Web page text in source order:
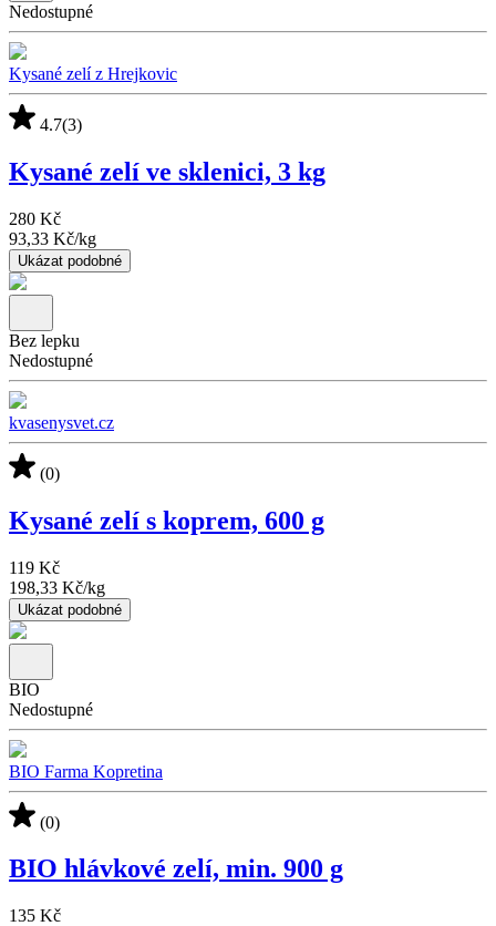
Nedostupné
Kysané zelí z Hrejkovic
4.7(3)
Kysané zelí ve sklenici, 3 kg
280 Kč
93,33 Kč/kg
Ukázat podobné
Bez lepku
Nedostupné
kvasenysvet.cz
(0)
Kysané zelí s koprem, 600 g
119 Kč
198,33 Kč/kg
Ukázat podobné
BIO
Nedostupné
BIO Farma Kopretina
(0)
BIO hlávkové zelí, min. 900 g
135 Kč